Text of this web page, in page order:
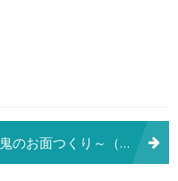
鬼のお面つくり～（＾ω＾）